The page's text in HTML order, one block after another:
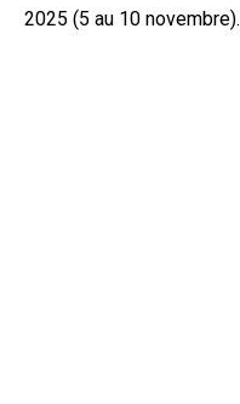
2025 (5 au 10 novembre).